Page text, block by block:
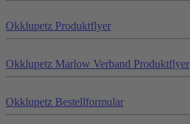
Okklupetz Produktflyer
Okklupetz Marlow Verband Produktflyer
Okklupetz Bestellformular